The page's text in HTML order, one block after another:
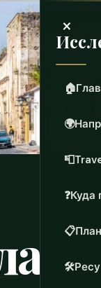
×
🏠
🌍
📮
❓Куда
📋
🛠️